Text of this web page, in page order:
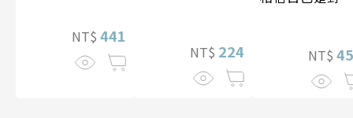
NT$ 441
NT$ 224 NT$